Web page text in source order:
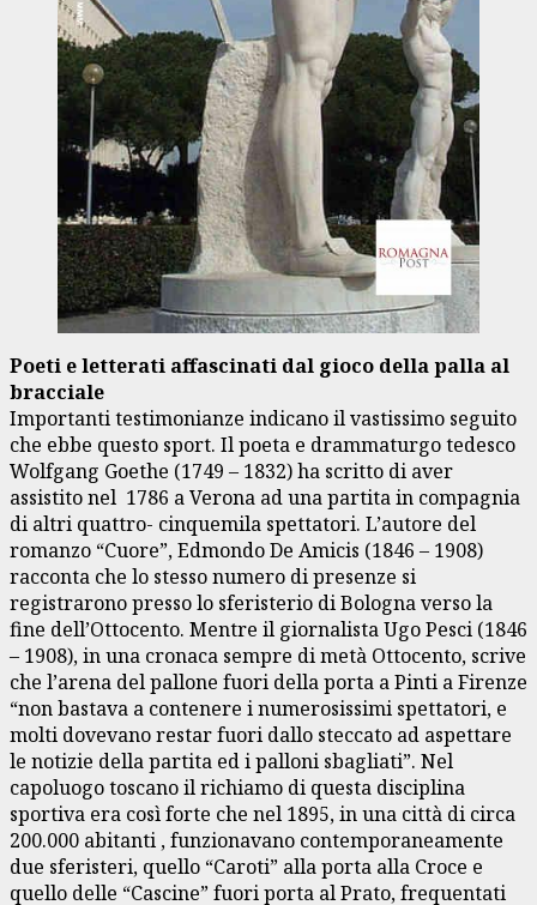
Poeti e letterati affascinati dal gioco della palla al
bracciale
Importanti testimonianze indicano il vastissimo seguito
che ebbe questo sport. Il poeta e drammaturgo tedesco
Wolfgang Goethe (1749 – 1832) ha scritto di aver
assistito nel 1786 a Verona ad una partita in compagnia
di altri quattro- cinquemila spettatori. L’autore del
romanzo “Cuore”, Edmondo De Amicis (1846 – 1908)
racconta che lo stesso numero di presenze si
registrarono presso lo sferisterio di Bologna verso la
fine dell’Ottocento. Mentre il giornalista Ugo Pesci (1846
– 1908), in una cronaca sempre di metà Ottocento, scrive
che l’arena del pallone fuori della porta a Pinti a Firenze
“non bastava a contenere i numerosissimi spettatori, e
molti dovevano restar fuori dallo steccato ad aspettare
le notizie della partita ed i palloni sbagliati”. Nel
capoluogo toscano il richiamo di questa disciplina
sportiva era così forte che nel 1895, in una città di circa
200.000 abitanti , funzionavano contemporaneamente
due sferisteri, quello “Caroti” alla porta alla Croce e
quello delle “Cascine” fuori porta al Prato, frequentati